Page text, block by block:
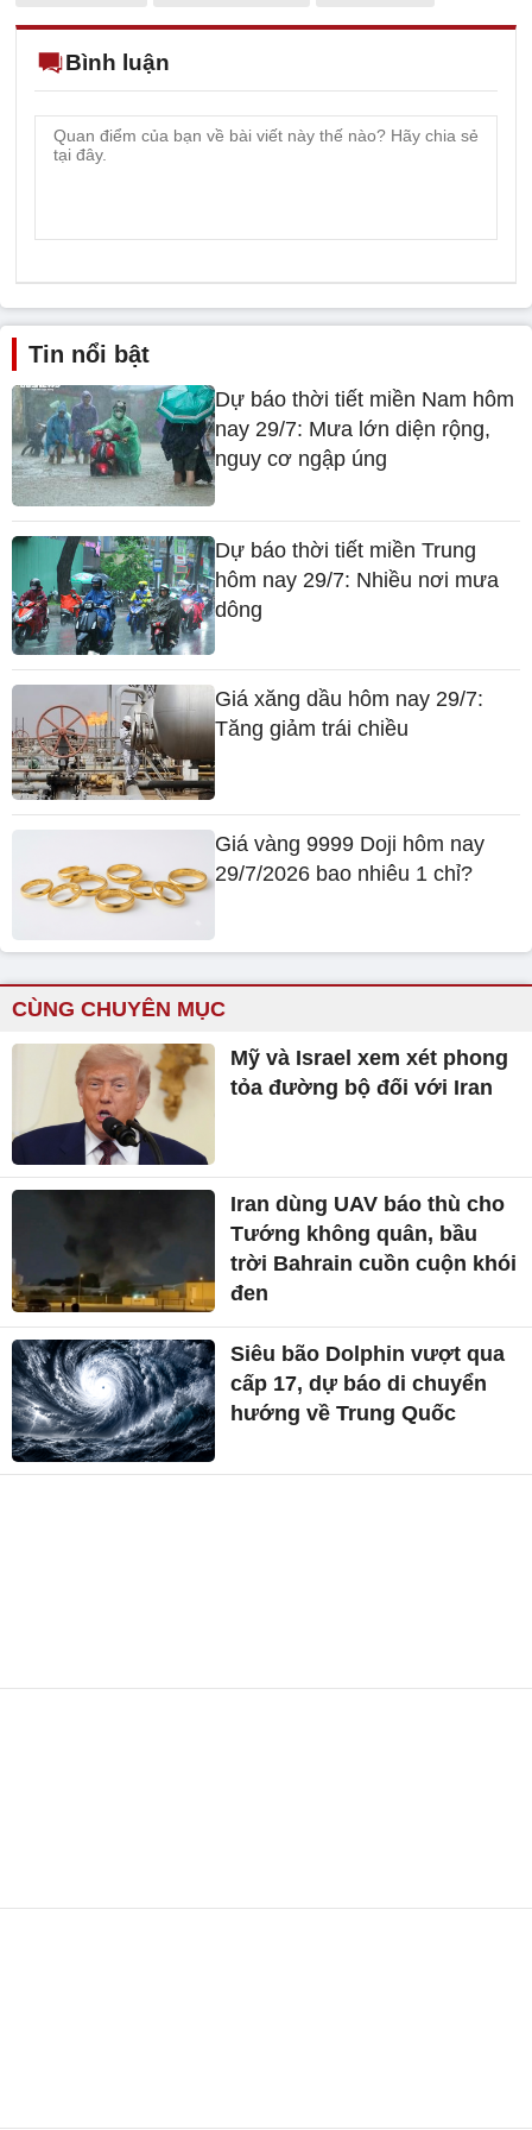
Bình luận
Tin nổi bật
Dự báo thời tiết miền Nam hôm
nay 29/7: Mưa lớn diện rộng,
nguy cơ ngập úng
Dự báo thời tiết miền Trung
hôm nay 29/7: Nhiều nơi mưa
dông
Giá xăng dầu hôm nay 29/7:
Tăng giảm trái chiều
Giá vàng 9999 Doji hôm nay
29/7/2026 bao nhiêu 1 chỉ?
CÙNG CHUYÊN MỤC
Mỹ và Israel xem xét phong
tỏa đường bộ đối với Iran
Iran dùng UAV báo thù cho
Tướng không quân, bầu
trời Bahrain cuồn cuộn khói
đen
Siêu bão Dolphin vượt qua
cấp 17, dự báo di chuyển
hướng về Trung Quốc